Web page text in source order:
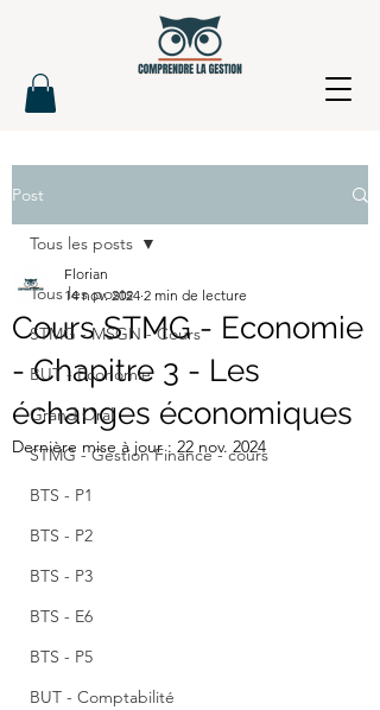
Post
Tous les posts
STMG - MSGN - Cours
BUT - Economie
Grand Oral
STMG - Gestion Finance - cours
BTS - P1
BTS - P2
BTS - P3
BTS - E6
BTS - P5
BUT - Comptabilité
Tous les posts
Cours STMG - Economie
- Chapitre 3 - Les
échanges économiques
Florian
14 nov. 2024 2 min de lecture
Dernière mise à jour : 22 nov. 2024